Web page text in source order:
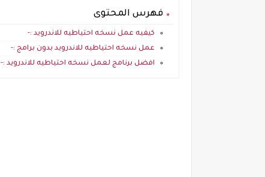
فهرس المحتوى
كيفيه عمل نسخه احتياطيه للاندرويد :-
عمل نسخه احتياطيه للاندرويد بدون برامج :-
افضل برنامج لعمل نسخه احتياطيه للاندرويد :-